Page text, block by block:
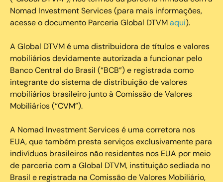
Nomad Investment Services (para mais informações,
acesse o documento Parceria Global DTVMaqui).
A Global DTVM é uma distribuidora de títulos e valores
mobiliários devidamente autorizada a funcionar pelo
Banco Central do Brasil (“BCB”) e registrada como
integrante do sistema de distribuição de valores
mobiliários brasileiro junto à Comissão de Valores
Mobiliários (“CVM”).
‍A Nomad Investment Services é uma corretora nos
EUA, que também presta serviços exclusivamente para
indivíduos brasileiros não residentes nos EUA por meio
de parceria com a Global DTVM, instituição sediada no
Brasil e registrada na Comissão de Valores Mobiliário,